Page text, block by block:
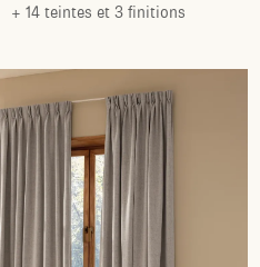
+ 14 teintes et 3 finitions